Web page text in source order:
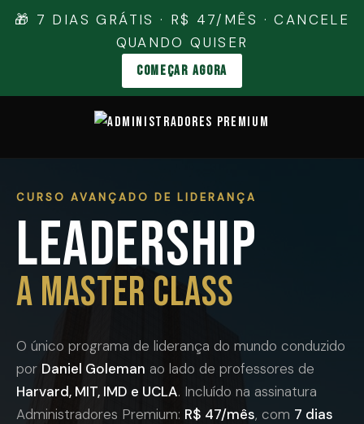
🎁 7 DIAS GRÁTIS · R$ 47/MÊS · CANCELE
QUANDO QUISER
COMEÇAR AGORA
CURSO AVANÇADO DE LIDERANÇA
LEADERSHIP
A MASTER CLASS
O único programa de liderança do mundo conduzido
por Daniel Goleman ao lado de professores de
Harvard, MIT, IMD e UCLA. Incluído na assinatura
Administradores Premium: R$ 47/mês, com 7 dias